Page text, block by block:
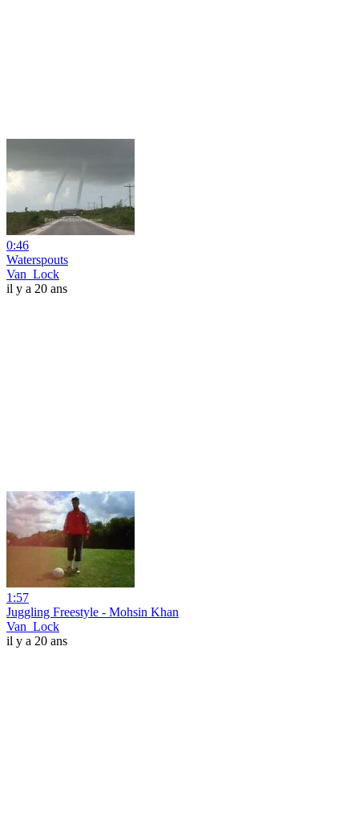
0:46
Waterspouts
Van_Lock
il y a 20 ans
1:57
Juggling Freestyle - Mohsin Khan
Van_Lock
il y a 20 ans